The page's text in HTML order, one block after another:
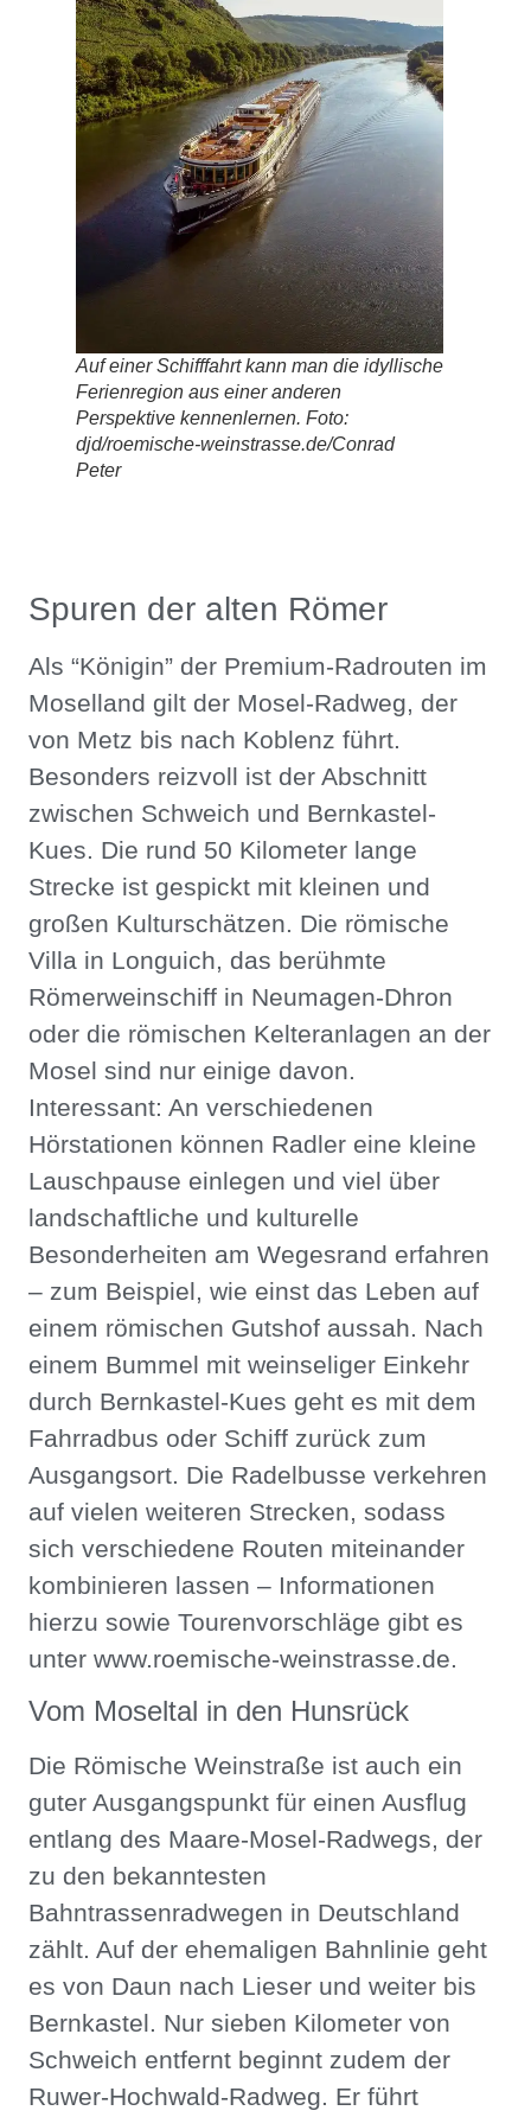
Auf einer Schifffahrt kann man die idyllische
Ferienregion aus einer anderen
Perspektive kennenlernen. Foto:
djd/roemische-weinstrasse.de/Conrad
Peter
Spuren der alten Römer
Als “Königin” der Premium-Radrouten im
Moselland gilt der Mosel-Radweg, der
von Metz bis nach Koblenz führt.
Besonders reizvoll ist der Abschnitt
zwischen Schweich und Bernkastel-
Kues. Die rund 50 Kilometer lange
Strecke ist gespickt mit kleinen und
großen Kulturschätzen. Die römische
Villa in Longuich, das berühmte
Römerweinschiff in Neumagen-Dhron
oder die römischen Kelteranlagen an der
Mosel sind nur einige davon.
Interessant: An verschiedenen
Hörstationen können Radler eine kleine
Lauschpause einlegen und viel über
landschaftliche und kulturelle
Besonderheiten am Wegesrand erfahren
– zum Beispiel, wie einst das Leben auf
einem römischen Gutshof aussah. Nach
einem Bummel mit weinseliger Einkehr
durch Bernkastel-Kues geht es mit dem
Fahrradbus oder Schiff zurück zum
Ausgangsort. Die Radelbusse verkehren
auf vielen weiteren Strecken, sodass
sich verschiedene Routen miteinander
kombinieren lassen – Informationen
hierzu sowie Tourenvorschläge gibt es
unter www.roemische-weinstrasse.de.
Vom Moseltal in den Hunsrück
Die Römische Weinstraße ist auch ein
guter Ausgangspunkt für einen Ausflug
entlang des Maare-Mosel-Radwegs, der
zu den bekanntesten
Bahntrassenradwegen in Deutschland
zählt. Auf der ehemaligen Bahnlinie geht
es von Daun nach Lieser und weiter bis
Bernkastel. Nur sieben Kilometer von
Schweich entfernt beginnt zudem der
Ruwer-Hochwald-Radweg. Er führt